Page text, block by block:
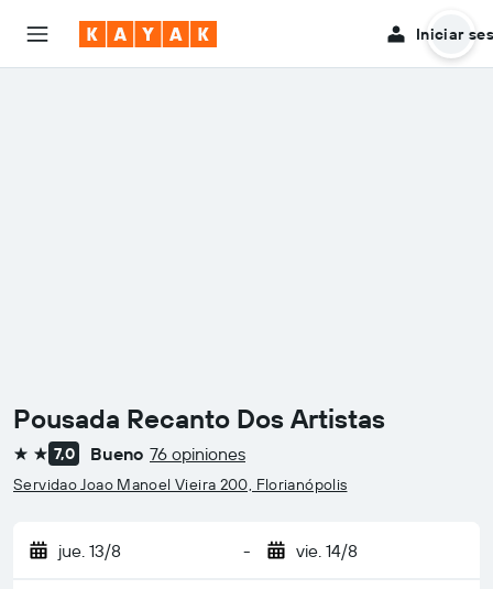
Iniciar
Pousada Recanto Dos Artistas
2 estrellas
7,0 Bueno 76 opiniones
Servidao Joao Manoel Vieira 200, Florianópolis
jue. 13/8 - vie. 14/8